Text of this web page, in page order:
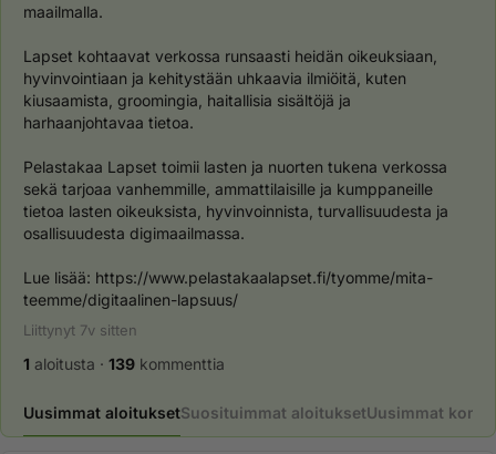
maailmalla.
Lapset kohtaavat verkossa runsaasti heidän oikeuksiaan,
hyvinvointiaan ja kehitystään uhkaavia ilmiöitä, kuten
kiusaamista, groomingia, haitallisia sisältöjä ja
harhaanjohtavaa tietoa.
Pelastakaa Lapset toimii lasten ja nuorten tukena verkossa
sekä tarjoaa vanhemmille, ammattilaisille ja kumppaneille
tietoa lasten oikeuksista, hyvinvoinnista, turvallisuudesta ja
osallisuudesta digimaailmassa.
Lue lisää: https://www.pelastakaalapset.fi/tyomme/mita-
teemme/digitaalinen-lapsuus/
Liittynyt 7v sitten
1 aloitusta · 139 kommenttia
Uusimmat aloituksetSuosituimmat aloituksetUusimmat